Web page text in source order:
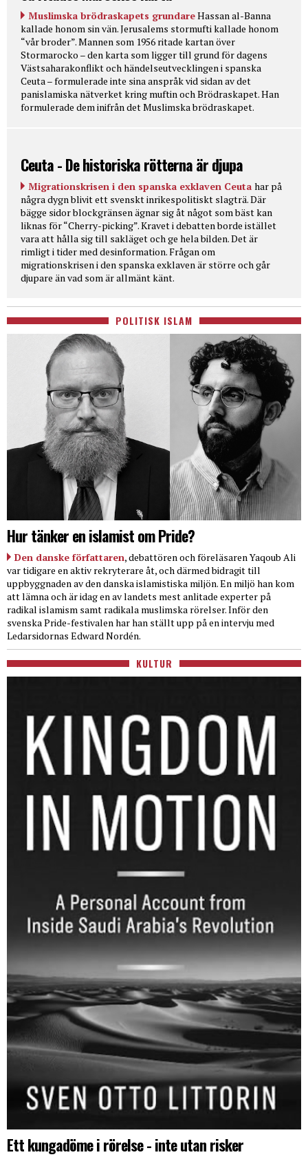
Muslimska brödraskapets grundareHassan al-Banna
kallade honom sin vän. Jerusalems stormufti kallade honom
“vår broder”. Mannen som 1956 ritade kartan över
Stormarocko – den karta som ligger till grund för dagens
Västsaharakonflikt och händelseutvecklingen i spanska
Ceuta – formulerade inte sina anspråk vid sidan av det
panislamiska nätverket kring muftin och Brödraskapet. Han
formulerade dem inifrån det Muslimska brödraskapet.
Ceuta - De historiska rötterna är djupa
Migrationskrisen i den spanska exklaven Ceuta har på
några dygn blivit ett svenskt inrikespolitiskt slagträ. Där
bägge sidor blockgränsen ägnar sig åt något som bäst kan
liknas för “Cherry-picking”. Kravet i debatten borde istället
vara att hålla sig till sakläget och ge hela bilden. Det är
rimligt i tider med desinformation. Frågan om
migrationskrisen i den spanska exklaven är större och går
djupare än vad som är allmänt känt.
POLITISK ISLAM
Hur tänker en islamist om Pride?
Den danske författaren, debattören och föreläsaren Yaqoub Ali
var tidigare en aktiv rekryterare åt, och därmed bidragit till
uppbyggnaden av den danska islamistiska miljön. En miljö han kom
att lämna och är idag en av landets mest anlitade experter på
radikal islamism samt radikala muslimska rörelser. Inför den
svenska Pride-festivalen har han ställt upp på en intervju med
Ledarsidornas Edward Nordén.
KULTUR
Ett kungadöme i rörelse - inte utan risker